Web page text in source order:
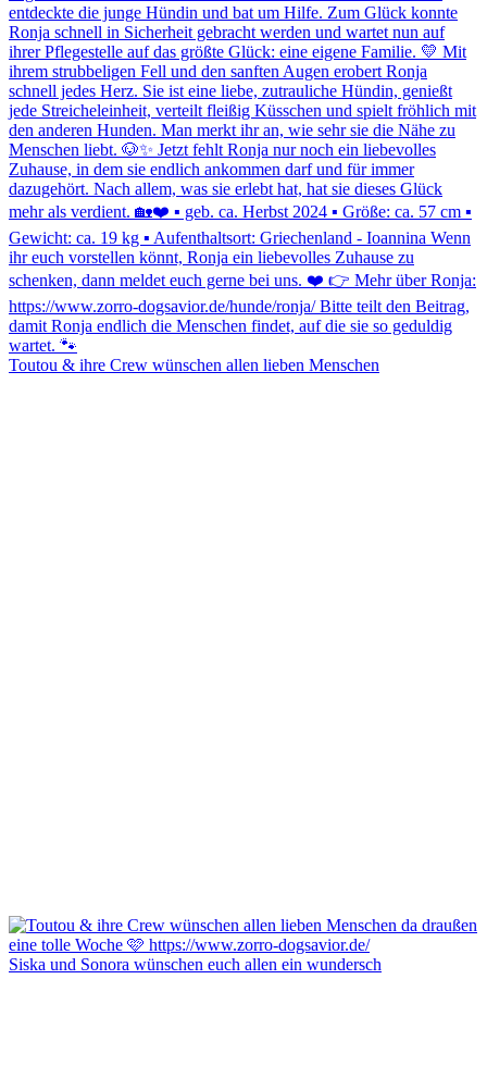
Toutou & ihre Crew wünschen allen lieben Menschen
Siska und Sonora wünschen euch allen ein wundersch